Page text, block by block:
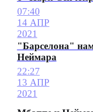
07:40
14 АПР
2021
"Барселона"
Неймара
22:27
13 АПР
2021